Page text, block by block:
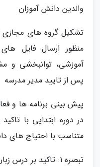
والدین دانش آموزان
تشکیل گروه های مجازی
منظور ارسال فایل
آموزشی، توانبخشی و
پس از تایید مدیر مدرسه
پیش بینی برنامه ها و
در دوره ابتدایی با
متناسب با احتیاج های
تبصره 1: تاکید بر